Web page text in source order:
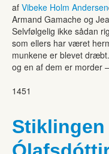
af Vibeke Holm Andersen
Armand Gamache og
Selvfølgelig ikke sådan
som ellers har været
munkene er blevet
og en af dem er morder
1451
Stiklingen